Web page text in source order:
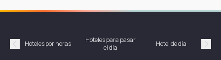
Précédent
Hoteles por horas
Hoteles para pasar
el día
Hotel de día